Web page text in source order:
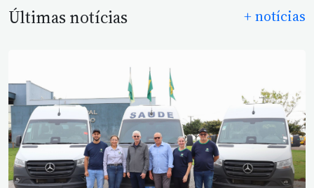
Últimas notícias + notícias